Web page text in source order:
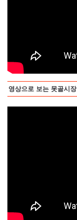
영상으로 보는 못골시장